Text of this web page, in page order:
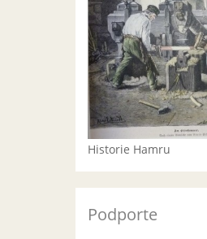
Historie Hamru
Podporte